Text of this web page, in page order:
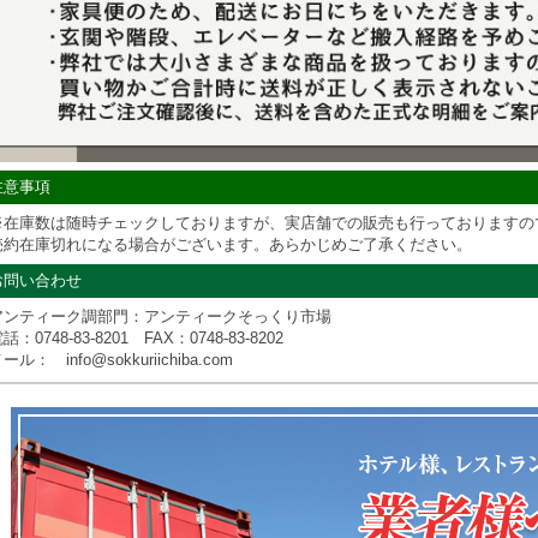
意事項
庫数は随時チェックしておりますが、実店舗での販売も行っておりますの
約在庫切れになる場合がございます。あらかじめご了承ください。
問い合わせ
ンティーク調部門：アンティークそっくり市場
： 0748-83-8201 FAX：0748-83-8202
ール： info@sokkuriichiba.com